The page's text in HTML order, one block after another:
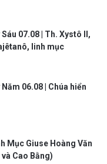
07.08 | Th. Xystô II,
linh mục
06.08 | Chúa hiển
Mục Giuse Hoàng Văn
Cao Bằng)